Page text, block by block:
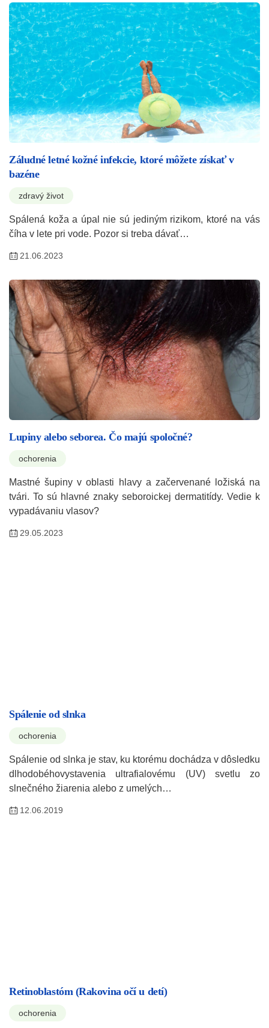
Záludné letné kožné infekcie, ktoré môžete získať v
bazéne
zdravý život
Spálená koža a úpal nie sú jediným rizikom, ktoré na vás
číha v lete pri vode. Pozor si treba dávať…
21.06.2023
Lupiny alebo seborea. Čo majú spoločné?
ochorenia
Mastné šupiny v oblasti hlavy a začervenané ložiská na
tvári. To sú hlavné znaky seboroickej dermatitídy. Vedie k
vypadávaniu vlasov?
29.05.2023
Spálenie od slnka
ochorenia
Spálenie od slnka je stav, ku ktorému dochádza v dôsledku
dlhodobéhovystavenia ultrafialovému (UV) svetlu zo
slnečného žiarenia alebo z umelých…
12.06.2019
Retinoblastóm (Rakovina očí u detí)
ochorenia